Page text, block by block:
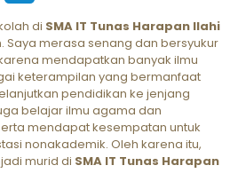
di SMA IT Tunas Harapan Ilahi
Saya merasa senang dan bersyukur
mendapatkan banyak ilmu
keterampilan yang bermanfaat
pendidikan ke jenjang
belajar ilmu agama dan
mendapat kesempatan untuk
nonakademik. Oleh karena itu,
murid di SMA IT Tunas Harapan